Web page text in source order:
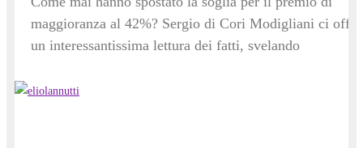
maggioranza al 42%? Sergio di Cori Modigliani ci offre
un interessantissima lettura dei fatti, svelando